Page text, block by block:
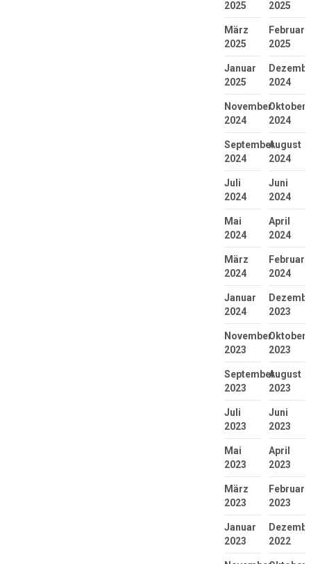
2025 2025
März
2025
Februar
2025
Januar
2025
2024
November
2024
Oktober
2024
September
2024
August
2024
Juli
2024
Juni
2024
Mai
2024
April
2024
März
2024
Februar
2024
Januar
2024
2023
November
2023
Oktober
2023
September
2023
August
2023
Juli
2023
Juni
2023
Mai
2023
April
2023
März
2023
Februar
2023
Januar
2023
2022